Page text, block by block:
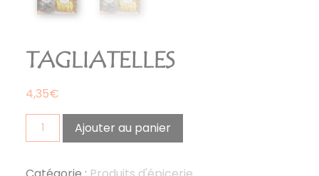
TAGLIATELLES
4,35€
quantité
de
Ajouter au panier